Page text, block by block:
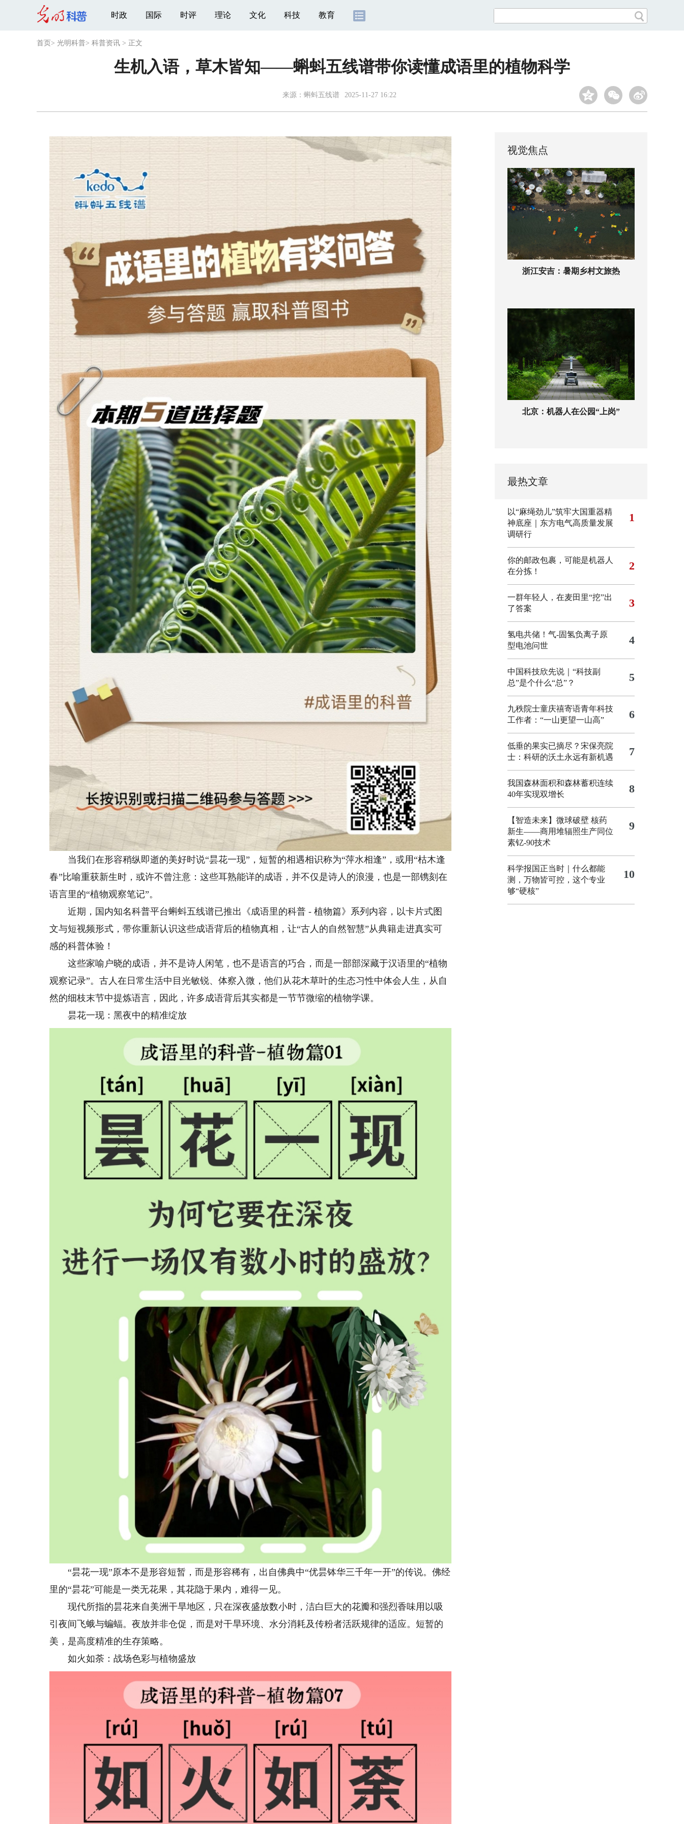
时政 国际 时评 理论 文化 科技 教育
首页 > 光明科普> 科普资讯 > 正文
生机入语，草木皆知——蝌蚪五线谱带你读懂成语里的植物科学
来源： 蝌蚪五线谱 2025-11-27 16:22
当我们在形容稍纵即逝的美好时说“昙花一现”，短暂的相遇相识称为“萍水相逢”，或用“枯木逢
春”比喻重获新生时，或许不曾注意：这些耳熟能详的成语，并不仅是诗人的浪漫，也是一部镌刻在
语言里的“植物观察笔记”。
近期，国内知名科普平台蝌蚪五线谱已推出《成语里的科普 - 植物篇》系列内容，以卡片式图
文与短视频形式，带你重新认识这些成语背后的植物真相，让“古人的自然智慧”从典籍走进真实可
感的科普体验！
这些家喻户晓的成语，并不是诗人闲笔，也不是语言的巧合，而是一部部深藏于汉语里的“植物
观察记录”。古人在日常生活中目光敏锐、体察入微，他们从花木草叶的生态习性中体会人生，从自
然的细枝末节中提炼语言，因此，许多成语背后其实都是一节节微缩的植物学课。
昙花一现：黑夜中的精准绽放
“昙花一现”原本不是形容短暂，而是形容稀有，出自佛典中“优昙钵华三千年一开”的传说。佛经
里的“昙花”可能是一类无花果，其花隐于果内，难得一见。
现代所指的昙花来自美洲干旱地区，只在深夜盛放数小时，洁白巨大的花瓣和强烈香味用以吸
引夜间飞蛾与蝙蝠。夜放并非仓促，而是对干旱环境、水分消耗及传粉者活跃规律的适应。短暂的
美，是高度精准的生存策略。
如火如荼：战场色彩与植物盛放
视觉焦点
浙江安吉：暑期乡村文旅热
北京：机器人在公园“上岗”
最热文章
以“麻绳劲儿”筑牢大国重器精
神底座｜东方电气高质量发展
调研行
1
你的邮政包裹，可能是机器人
在分拣！
2
一群年轻人，在麦田里“挖”出
了答案
3
氢电共储！气-固氢负离子原
型电池问世
4
中国科技欣先说｜“科技副
总”是个什么“总”？
5
九秩院士童庆禧寄语青年科技
工作者：“一山更望一山高”
6
低垂的果实已摘尽？宋保亮院
士：科研的沃土永远有新机遇
7
我国森林面积和森林蓄积连续
40年实现双增长
8
【智造未来】微球破壁 核药
新生——商用堆辐照生产同位
素钇-90技术
9
科学报国正当时｜什么都能
测，万物皆可控，这个专业
够“硬核”
10